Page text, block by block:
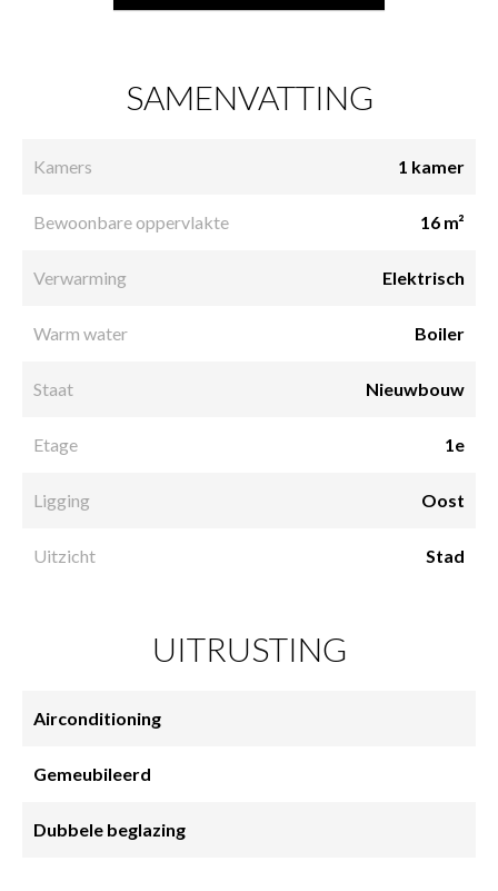
SAMENVATTING
Kamers 1 kamer
Bewoonbare oppervlakte 16 m²
Verwarming Elektrisch
Warm water Boiler
Staat Nieuwbouw
Etage 1e
Ligging Oost
Uitzicht Stad
UITRUSTING
Airconditioning
Gemeubileerd
Dubbele beglazing